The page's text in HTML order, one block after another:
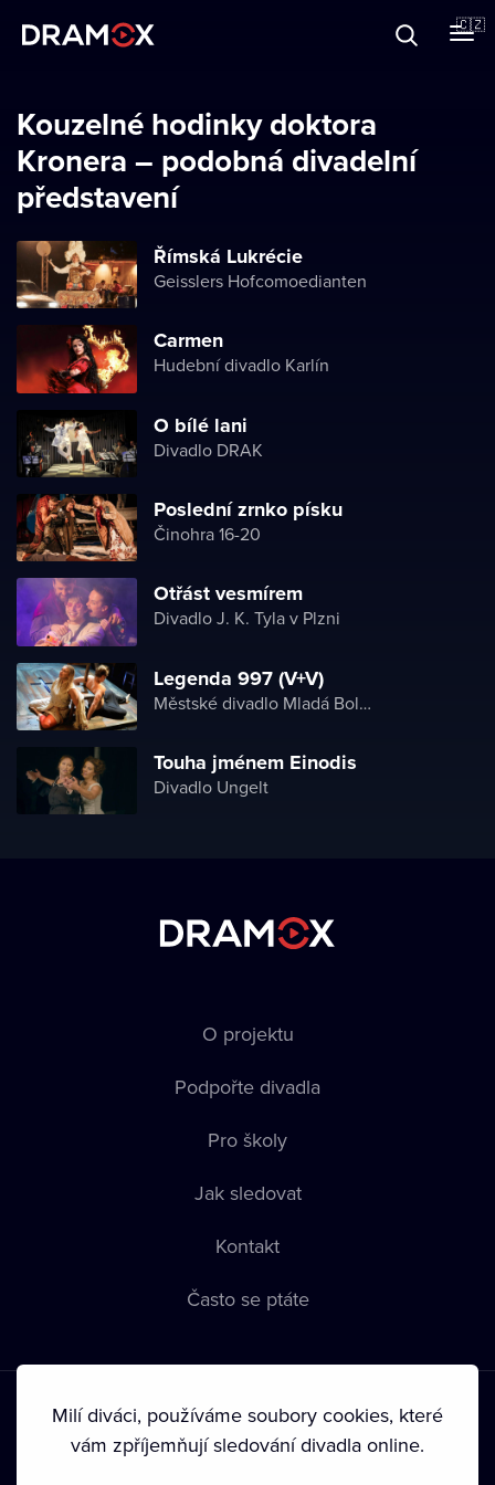
🇨🇿
Kouzelné hodinky doktora
Kronera – podobná divadelní
představení
Římská Lukrécie
Geisslers Hofcomoedianten
Carmen
Hudební divadlo Karlín
O bílé lani
Divadlo DRAK
Poslední zrnko písku
Činohra 16-20
Otřást vesmírem
Divadlo J. K. Tyla v Plzni
Legenda 997 (V+V)
Městské divadlo Mladá Boleslav
Touha jménem Einodis
Divadlo Ungelt
O projektu
Podpořte divadla
Pro školy
Jak sledovat
Kontakt
Často se ptáte
Milí diváci, používáme soubory cookies, které
vám zpříjemňují sledování divadla online.